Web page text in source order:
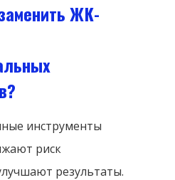
ЖК-
инструменты
риск
результаты.